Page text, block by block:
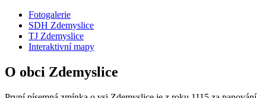
Fotogalerie
SDH Zdemyslice
TJ Zdemyslice
Interaktivní mapy
O obci Zdemyslice